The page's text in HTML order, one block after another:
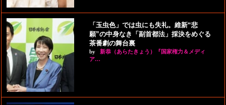
「玉虫色」では虫にも失礼。維新“悲
願”の中身なき「副首都法」採決をめぐる
茶番劇の舞台裏
by
新恭（あらたきょう）『国家権力＆メディ
ア…